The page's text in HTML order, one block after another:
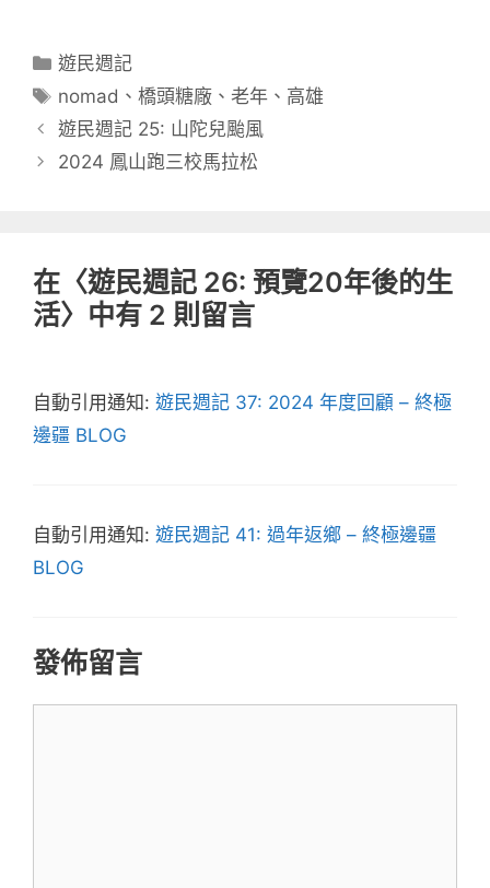
分
類
遊民週記
標
籤
nomad 、橋頭糖廠 、老年 、 高雄
遊民週記 25: 山陀兒颱風
2024 鳳山跑三校馬拉松
在〈遊民週記 26: 預覽20年後的生
活〉中有 2 則留言
自動引用通知: 遊民週記 37: 2024 年度回顧 – 終極
邊疆 BLOG
自動引用通知: 遊民週記 41: 過年返鄉 – 終極邊疆
BLOG
發佈留言